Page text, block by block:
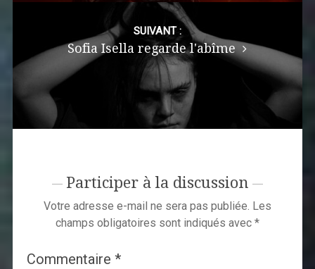
SUIVANT :
Sofia Isella regarde l'abîme
Participer à la discussion
Votre adresse e-mail ne sera pas publiée. Les
champs obligatoires sont indiqués avec *
Commentaire *